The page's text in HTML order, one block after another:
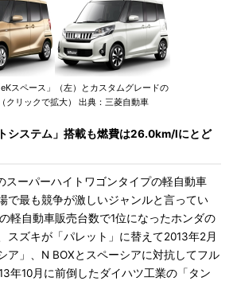
スペース」（左）とカスタムグレードの
クリックで拡大） 出典：三菱自動車
システム」搭載も燃費は26.0km/lにとど
ーパーハイトワゴンタイプの軽自動車
で最も競争が激しいジャンルと言ってい
軽自動車販売台数で1位になったホンダの
スズキが「パレット」に替えて2013年2月
ア」、N BOXとスペーシアに対抗してフル
年10月に前倒したダイハツ工業の「タン